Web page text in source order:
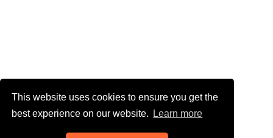
This website uses cookies to ensure you get the
best experience on our website.
Learn more